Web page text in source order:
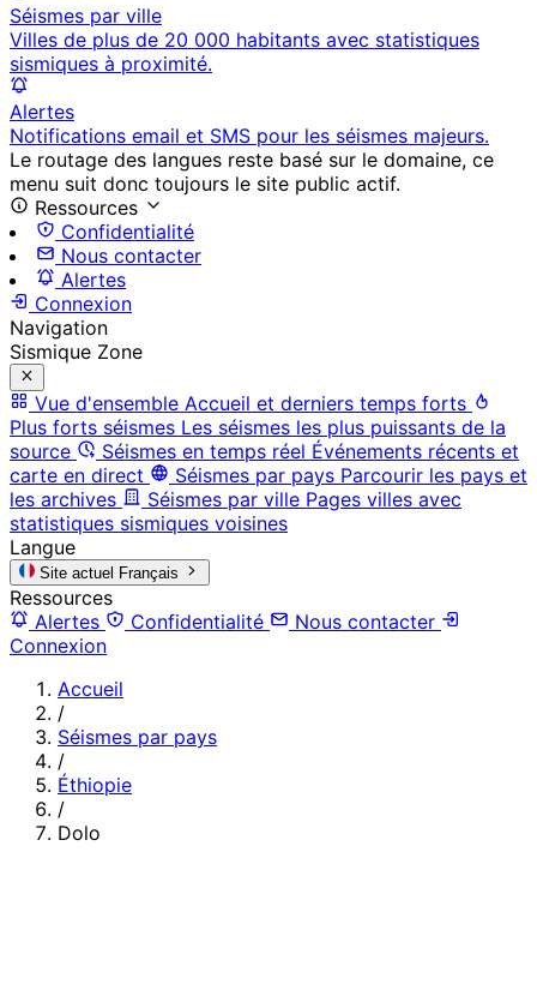
Séismes par ville
Villes de plus de 20 000 habitants avec statistiques
sismiques à proximité.
Alertes
Notifications email et SMS pour les séismes majeurs.
Le routage des langues reste basé sur le domaine, ce
menu suit donc toujours le site public actif.
Ressources
Confidentialité
Nous contacter
Alertes
Connexion
Navigation
Sismique Zone
Vue d'ensemble Accueil et derniers temps forts
Plus forts séismes Les séismes les plus puissants de la
source
Séismes en temps réel Événements récents et
carte en direct
Séismes par pays Parcourir les pays et
les archives
Séismes par ville Pages villes avec
statistiques sismiques voisines
Langue
Site actuel Français
Ressources
Alertes
Confidentialité
Nous contacter
Connexion
Accueil
/
Séismes par pays
/
Éthiopie
/
Dolo